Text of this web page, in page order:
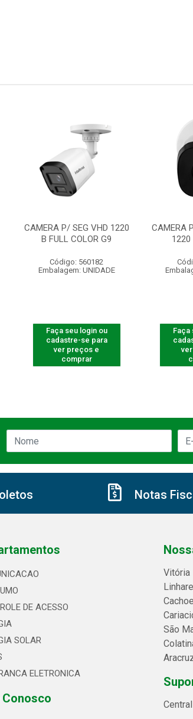
CAMERA P/ SEG VHD 1220
B FULL COLOR G9
Código: 560182
Embalagem: UNIDADE
Faça seu login ou
cadastre-se para
ver preços e
comprar
CAMERA
1220
Faça
Notas
DE ACESSO
SOLAR
ELETRONICA
Conosco
Vitória
São